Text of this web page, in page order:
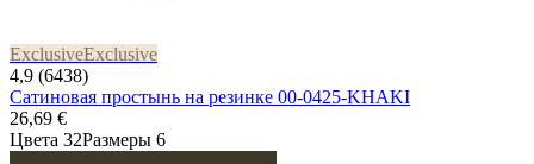
ExclusiveExclusive
4,9 (6438)
Сатиновая простынь на резинке 00-0425-KHAKI
26,69 €
Цвета 32Размеры 6